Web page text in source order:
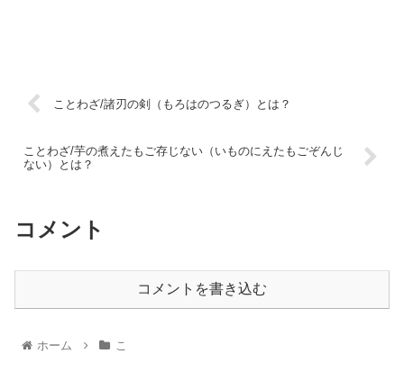
ことわざ/諸刃の剣（もろはのつるぎ）とは？
ことわざ/芋の煮えたもご存じない（いものにえたもごぞんじ
ない）とは？
コメント
コメントを書き込む
ホーム こ